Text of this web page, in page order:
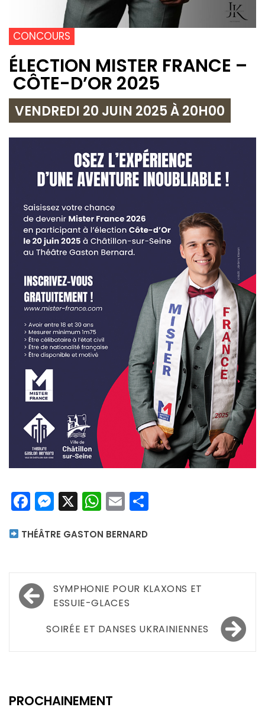
CONCOURS
ÉLECTION MISTER FRANCE –
CÔTE-D’OR 2025
VENDREDI 20 JUIN 2025 À 20H00
Facebook
Messenger
X WhatsApp
Email
THÉÂTRE GASTON BERNARD
Navigation
de
l’article
SYMPHONIE POUR KLAXONS ET
ESSUIE-GLACES
SOIRÉE ET DANSES UKRAINIENNES
PROCHAINEMENT